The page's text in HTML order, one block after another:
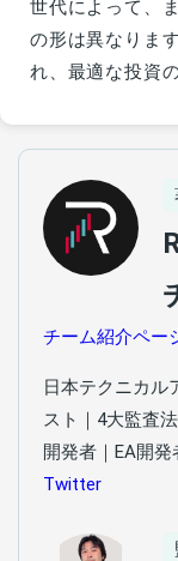
世代によって、
の形は異なりま
れ、最適な投資
チーム紹介ペー
日本テクニカル
スト｜4大監査
開発者｜EA開発
Twitter